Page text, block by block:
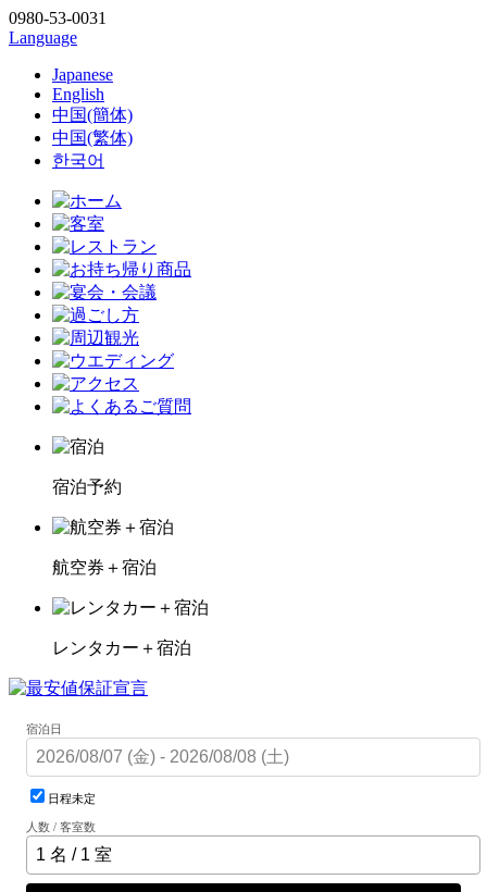
0980-53-0031
Language
Japanese
English
中国(簡体)
中国(繁体)
한국어
宿泊予約
航空券＋宿泊
レンタカー＋宿泊
宿泊日
日程未定
人数 / 客室数